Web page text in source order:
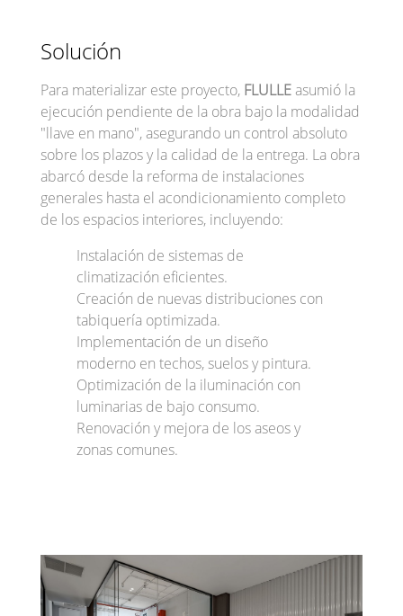
Solución
Para materializar este proyecto, FLULLEasumió la
ejecución pendiente de la obra bajo la modalidad
"llave en mano", asegurando un control absoluto
sobre los plazos y la calidad de la entrega. La obra
abarcó desde la reforma de instalaciones
generales hasta el acondicionamiento completo
de los espacios interiores, incluyendo:
Instalación de sistemas de
climatización eficientes.
Creación de nuevas distribuciones con
tabiquería optimizada.
Implementación de un diseño
moderno en techos, suelos y pintura.
Optimización de la iluminación con
luminarias de bajo consumo.
Renovación y mejora de los aseos y
zonas comunes.